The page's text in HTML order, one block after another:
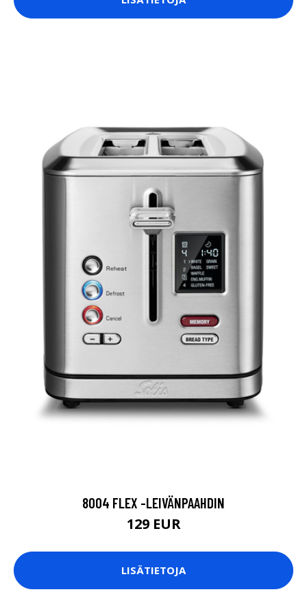
8004 FLEX -LEIVÄNPAAHDIN
129 EUR
LISÄTIETOJA